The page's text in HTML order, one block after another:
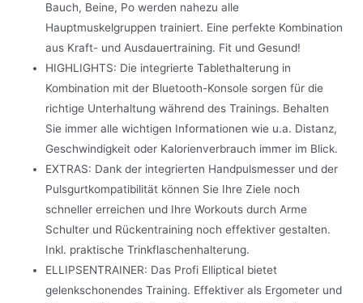
Bauch, Beine, Po werden nahezu alle
Hauptmuskelgruppen trainiert. Eine perfekte Kombination
aus Kraft- und Ausdauertraining. Fit und Gesund!
HIGHLIGHTS: Die integrierte Tablethalterung in
Kombination mit der Bluetooth-Konsole sorgen für die
richtige Unterhaltung während des Trainings. Behalten
Sie immer alle wichtigen Informationen wie u.a. Distanz,
Geschwindigkeit oder Kalorienverbrauch immer im Blick.
EXTRAS: Dank der integrierten Handpulsmesser und der
Pulsgurtkompatibilität können Sie Ihre Ziele noch
schneller erreichen und Ihre Workouts durch Arme
Schulter und Rückentraining noch effektiver gestalten.
Inkl. praktische Trinkflaschenhalterung.
ELLIPSENTRAINER: Das Profi Elliptical bietet
gelenkschonendes Training. Effektiver als Ergometer und